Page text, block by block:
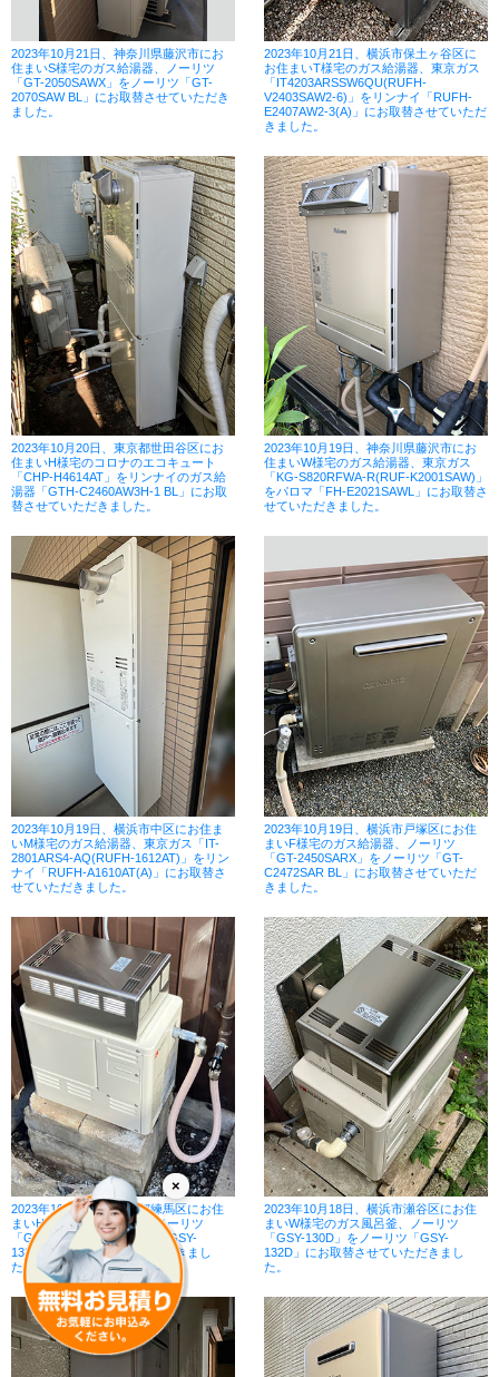
2023年10月21日、神奈川県藤沢市にお
住まいS様宅のガス給湯器、ノーリツ
「GT-2050SAWX」をノーリツ「GT-
2070SAW BL」にお取替させていただき
ました。
2023年10月21日、横浜市保土ヶ谷区に
お住まいT様宅のガス給湯器、東京ガス
「IT4203ARSSW6QU(RUFH-
V2403SAW2-6)」をリンナイ「RUFH-
E2407AW2-3(A)」にお取替させていただ
きました。
2023年10月20日、東京都世田谷区にお
住まいH様宅のコロナのエコキュート
「CHP-H4614AT」をリンナイのガス給
湯器「GTH-C2460AW3H-1 BL」にお取
替させていただきました。
2023年10月19日、神奈川県藤沢市にお
住まいW様宅のガス給湯器、東京ガス
「KG-S820RFWA-R(RUF-K2001SAW)」
をパロマ「FH-E2021SAWL」にお取替さ
せていただきました。
2023年10月19日、横浜市中区にお住ま
いM様宅のガス給湯器、東京ガス「IT-
2801ARS4-AQ(RUFH-1612AT)」をリン
ナイ「RUFH-A1610AT(A)」にお取替さ
せていただきました。
2023年10月19日、横浜市戸塚区にお住
まいF様宅のガス給湯器、ノーリツ
「GT-2450SARX」をノーリツ「GT-
C2472SAR BL」にお取替させていただ
きました。
2023年10月18日、東京都練馬区にお住
まいH様宅のガス風呂釜、ノーリツ
「GSY-130M」をノーリツ「GSY-
132D」にお取替させていただきまし
た。
2023年10月18日、横浜市瀬谷区にお住
まいW様宅のガス風呂釜、ノーリツ
「GSY-130D」をノーリツ「GSY-
132D」にお取替させていただきまし
た。
×